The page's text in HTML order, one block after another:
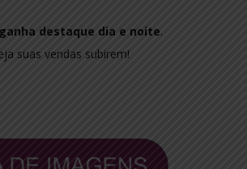
destaque dia e noite.
suas vendas subirem!